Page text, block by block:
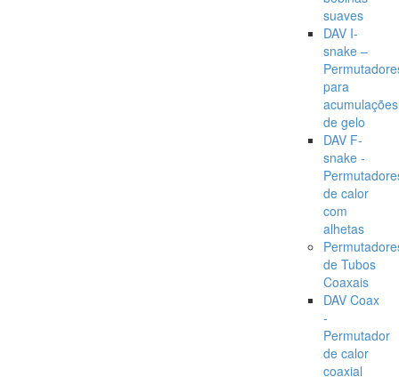
suaves
DAV I-
snake –
para
acumulações
de gelo
DAV F-
snake -
de calor
com
alhetas
de Tubos
Coaxais
DAV Coax
-
Permutador
de calor
coaxial